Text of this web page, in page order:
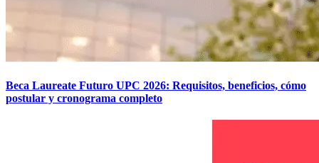
Beca Laureate Futuro UPC 2026: Requisitos, beneficios, cómo
postular y cronograma completo